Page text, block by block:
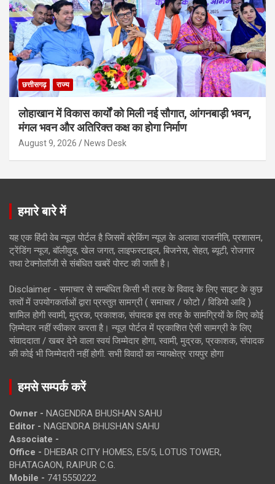
छत्तीसगढ़ राज्य
लोहाखान में विकास कार्यों को मिली नई सौगात, आंगनबाड़ी भवन,
मंगल भवन और अतिरिक्त कक्ष का होगा निर्माण
August 9, 2026 News Desk
हमारे बारे में
यह एक हिंदी वेब न्यूज़ पोर्टल है जिसमें ब्रेकिंग न्यूज़ के अलावा राजनीति, प्रशासन,
ट्रेंडिंग न्यूज, बॉलीवुड, खेल जगत, लाइफस्टाइल, बिजनेस, सेहत, ब्यूटी, रोजगार
तथा टेक्नोलॉजी से संबंधित खबरें पोस्ट की जाती है।
Disclaimer - समाचार से सम्बंधित किसी भी तरह के विवाद के लिए साइट के कुछ
तत्वों में उपयोगकर्ताओं द्वारा प्रस्तुत सामग्री ( समाचार / फोटो / विडियो आदि )
शामिल होगी स्वामी, मुद्रक, प्रकाशक, संपादक इस तरह के सामग्रियों के लिए कोई
ज़िम्मेदार नहीं स्वीकार करता है। न्यूज़ पोर्टल में प्रकाशित ऐसी सामग्री के लिए
संवाददाता / खबर देने वाला स्वयं जिम्मेदार होगा, स्वामी, मुद्रक, प्रकाशक, संपादक
की कोई भी जिम्मेदारी नहीं होगी. सभी विवादों का न्यायक्षेत्र रायपुर होगा
हमसे सम्पर्क करें
Owner - NAGENDRA BHUSHAN SAHU
Editor - NAGENDRA BHUSHAN SAHU
Associate -
Office - DHEBAR CITY HOMES, E5/5, LOTUS TOWER,
BHATAGAON, RAIPUR C.G.
Mobile - 7415550222